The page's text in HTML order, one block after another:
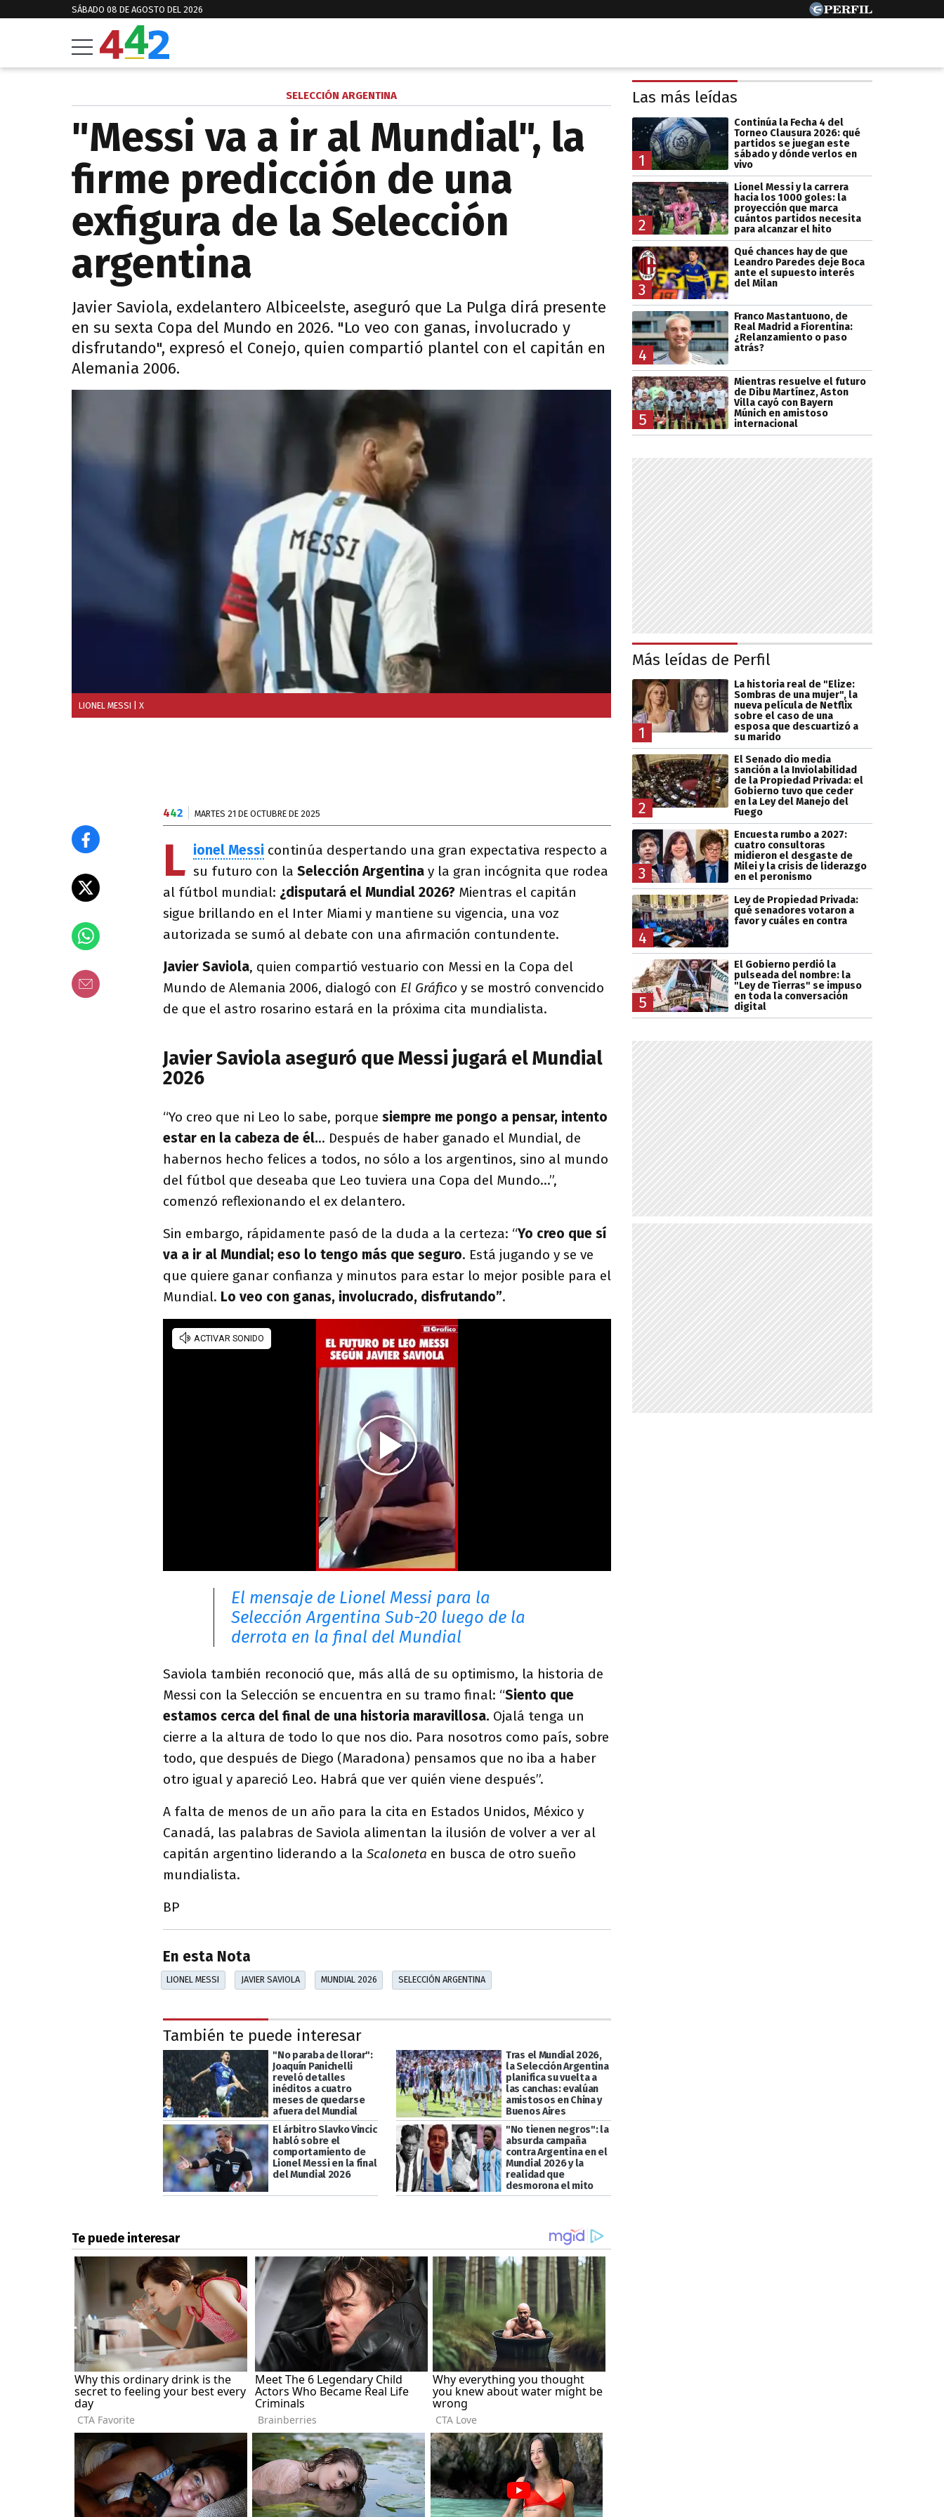
SÁBADO 08 DE AGOSTO DEL 2026
SELECCIÓN ARGENTINA
"Messi va a ir al Mundial", la
firme predicción de una
exfigura de la Selección
argentina
Javier Saviola, exdelantero Albiceelste, aseguró que La Pulga dirá presente
en su sexta Copa del Mundo en 2026. "Lo veo con ganas, involucrado y
disfrutando", expresó el Conejo, quien compartió plantel con el capitán en
Alemania 2006.
LIONEL MESSI | X
442 MARTES 21 DE OCTUBRE DE 2025
L ionel Messi continúa despertando una gran expectativa respecto a
su futuro con la Selección Argentina y la gran incógnita que rodea
al fútbol mundial: ¿disputará el Mundial 2026? Mientras el capitán
sigue brillando en el Inter Miami y mantiene su vigencia, una voz
autorizada se sumó al debate con una afirmación contundente.
Javier Saviola, quien compartió vestuario con Messi en la Copa del
Mundo de Alemania 2006, dialogó con El Gráfico y se mostró convencido
de que el astro rosarino estará en la próxima cita mundialista.
Javier Saviola aseguró que Messi jugará el Mundial
2026
“Yo creo que ni Leo lo sabe, porque siempre me pongo a pensar, intento
estar en la cabeza de él... Después de haber ganado el Mundial, de
habernos hecho felices a todos, no sólo a los argentinos, sino al mundo
del fútbol que deseaba que Leo tuviera una Copa del Mundo...”,
comenzó reflexionando el ex delantero.
Sin embargo, rápidamente pasó de la duda a la certeza: “Yo creo que sí
va a ir al Mundial; eso lo tengo más que seguro. Está jugando y se ve
que quiere ganar confianza y minutos para estar lo mejor posible para el
Mundial. Lo veo con ganas, involucrado, disfrutando”.
El mensaje de Lionel Messi para la
Selección Argentina Sub-20 luego de la
derrota en la final del Mundial
Saviola también reconoció que, más allá de su optimismo, la historia de
Messi con la Selección se encuentra en su tramo final: “Siento que
estamos cerca del final de una historia maravillosa. Ojalá tenga un
cierre a la altura de todo lo que nos dio. Para nosotros como país, sobre
todo, que después de Diego (Maradona) pensamos que no iba a haber
otro igual y apareció Leo. Habrá que ver quién viene después”.
A falta de menos de un año para la cita en Estados Unidos, México y
Canadá, las palabras de Saviola alimentan la ilusión de volver a ver al
capitán argentino liderando a la Scaloneta en busca de otro sueño
mundialista.
BP
En esta Nota
LIONEL MESSI JAVIER SAVIOLA MUNDIAL 2026 SELECCIÓN ARGENTINA
También te puede interesar
"No paraba de llorar":
Joaquín Panichelli
reveló detalles
inéditos a cuatro
meses de quedarse
afuera del Mundial
Tras el Mundial 2026,
la Selección Argentina
planifica su vuelta a
las canchas: evalúan
amistosos en China y
Buenos Aires
El árbitro Slavko Vincic
habló sobre el
comportamiento de
Lionel Messi en la final
del Mundial 2026
"No tienen negros": la
absurda campaña
contra Argentina en el
Mundial 2026 y la
realidad que
desmorona el mito
Las más leídas
1
Continúa la Fecha 4 del
Torneo Clausura 2026: qué
partidos se juegan este
sábado y dónde verlos en
vivo
2
Lionel Messi y la carrera
hacia los 1000 goles: la
proyección que marca
cuántos partidos necesita
para alcanzar el hito
3
Qué chances hay de que
Leandro Paredes deje Boca
ante el supuesto interés
del Milan
4
Franco Mastantuono, de
Real Madrid a Fiorentina:
¿Relanzamiento o paso
atrás?
5
Mientras resuelve el futuro
de Dibu Martínez, Aston
Villa cayó con Bayern
Múnich en amistoso
internacional
Más leídas de Perfil
1
La historia real de "Elize:
Sombras de una mujer", la
nueva película de Netflix
sobre el caso de una
esposa que descuartizó a
su marido
2
El Senado dio media
sanción a la Inviolabilidad
de la Propiedad Privada: el
Gobierno tuvo que ceder
en la Ley del Manejo del
Fuego
3
Encuesta rumbo a 2027:
cuatro consultoras
midieron el desgaste de
Milei y la crisis de liderazgo
en el peronismo
4
Ley de Propiedad Privada:
qué senadores votaron a
favor y cuáles en contra
5
El Gobierno perdió la
pulseada del nombre: la
"Ley de Tierras" se impuso
en toda la conversación
digital